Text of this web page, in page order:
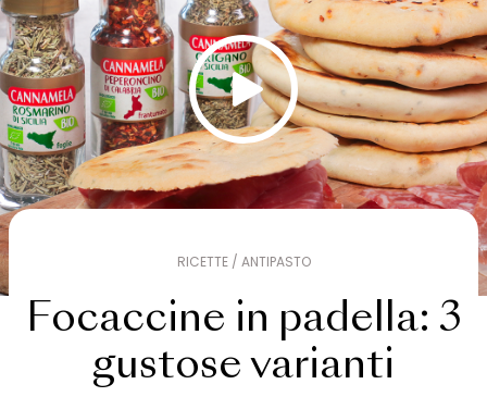
RICETTE / ANTIPASTO
Focaccine in padella: 3
gustose varianti